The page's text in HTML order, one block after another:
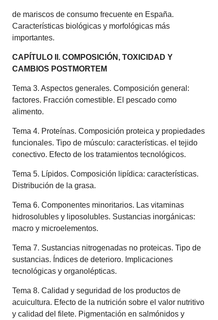
de mariscos de consumo frecuente en España.
Características biológicas y morfológicas más
importantes.
CAPÍTULO II. COMPOSICIÓN, TOXICIDAD Y
CAMBIOS POSTMORTEM
Tema 3. Aspectos generales. Composición general:
factores. Fracción comestible. El pescado como
alimento.
Tema 4. Proteínas. Composición proteica y propiedades
funcionales. Tipo de músculo: características. el tejido
conectivo. Efecto de los tratamientos tecnológicos.
Tema 5. Lípidos. Composición lipídica: características.
Distribución de la grasa.
Tema 6. Componentes minoritarios. Las vitaminas
hidrosolubles y liposolubles. Sustancias inorgánicas:
macro y microelementos.
Tema 7. Sustancias nitrogenadas no proteicas. Tipo de
sustancias. Índices de deterioro. Implicaciones
tecnológicas y organolépticas.
Tema 8. Calidad y seguridad de los productos de
acuicultura. Efecto de la nutrición sobre el valor nutritivo
y calidad del filete. Pigmentación en salmónidos y